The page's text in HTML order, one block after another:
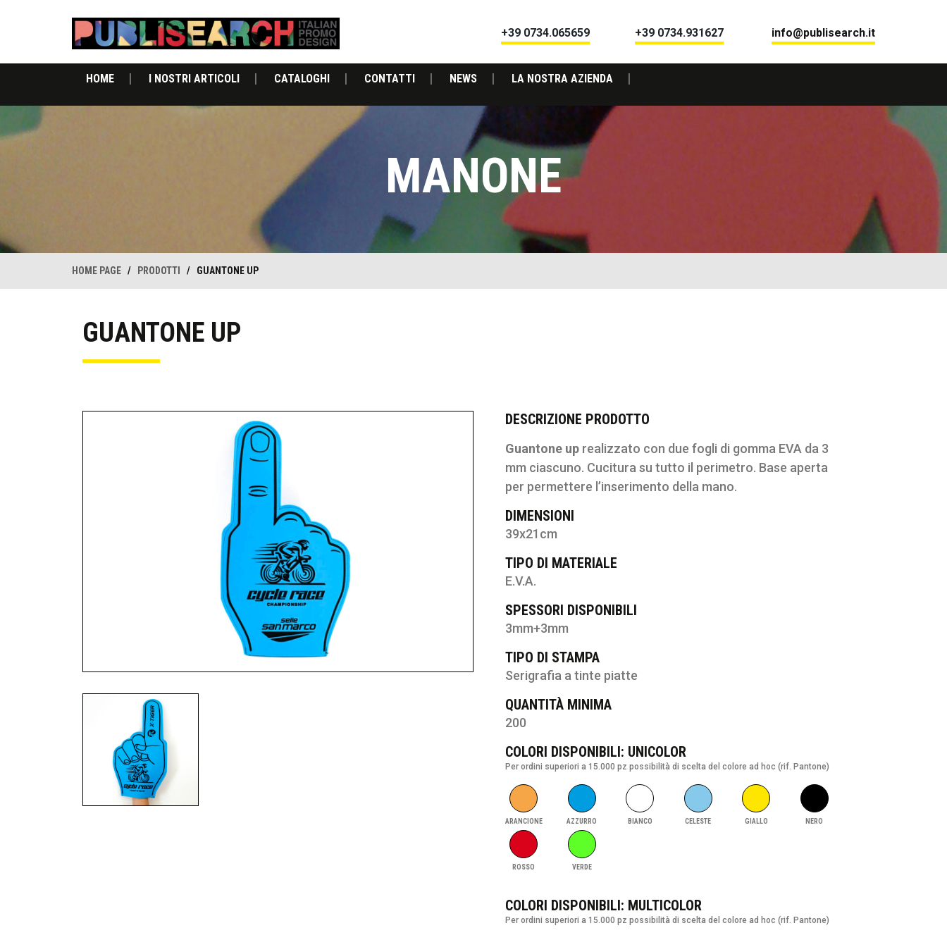
+39 0734.065659 +39 0734.931627 info@publisearch.it
HOME I NOSTRI ARTICOLI CATALOGHI CONTATTI NEWS LA NOSTRA AZIENDA
MANONE
HOME PAGE / PRODOTTI / GUANTONE UP
GUANTONE UP
DESCRIZIONE PRODOTTO
Guantone up realizzato con due fogli di gomma EVA da 3
mm ciascuno. Cucitura su tutto il perimetro. Base aperta
per permettere l’inserimento della mano.
DIMENSIONI
39x21cm
TIPO DI MATERIALE
E.V.A.
SPESSORI DISPONIBILI
3mm+3mm
TIPO DI STAMPA
Serigrafia a tinte piatte
QUANTITÀ MINIMA
200
COLORI DISPONIBILI: UNICOLOR
Per ordini superiori a 15.000 pz possibilità di scelta del colore ad hoc (rif. Pantone)
ARANCIONE AZZURRO BIANCO CELESTE GIALLO NERO
ROSSO VERDE
COLORI DISPONIBILI: MULTICOLOR
Per ordini superiori a 15.000 pz possibilità di scelta del colore ad hoc (rif. Pantone)